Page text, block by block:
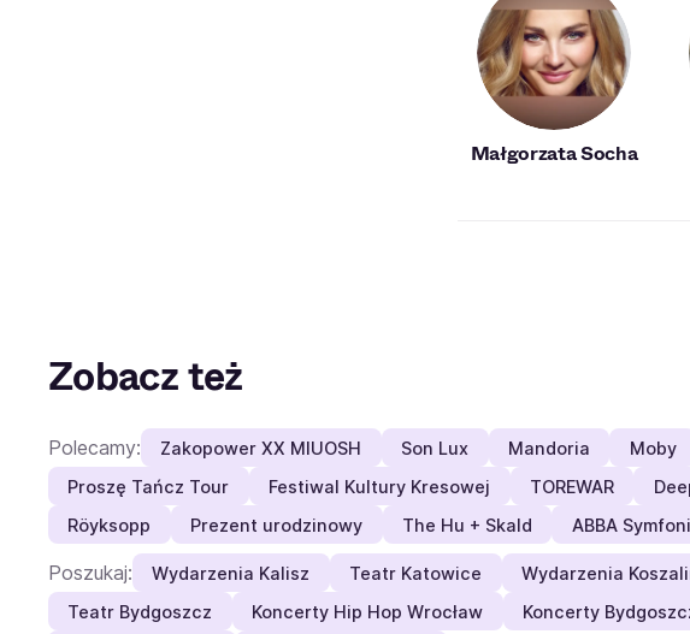
Małgorzata Socha
Zobacz też
Polecamy: Zakopower XX MIUOSH Son Lux Mandoria Moby
Proszę Tańcz Tour
Festiwal Kultury Kresowej TOREWAR
Röyksopp
Prezent urodzinowy The Hu + Skald ABBA
Poszukaj: Wydarzenia Kalisz Teatr Katowice Wydarzenia
Teatr Bydgoszcz
Koncerty Hip Hop Wrocław Koncerty